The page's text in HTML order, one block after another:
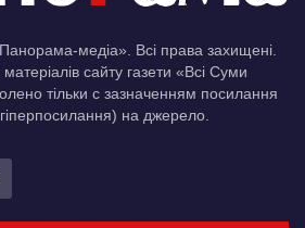
медіа». Всі права захищені.
сайту газети «Всі Суми
тільки c зазначенням посилання
на джерело.